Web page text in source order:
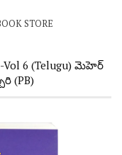
STORE
-Vol 6 (Telugu) మెహెర్
(PB)